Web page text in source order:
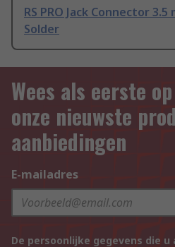
RS PRO Jack Connector 3.5
Solder
Wees als eerste
onze nieuwste
aanbiedingen
E-mailadres
De persoonlijke gegevens die